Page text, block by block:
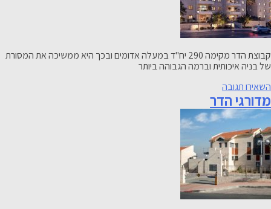
קבוצת הדר מקימה 290 יח"ד במעלה אדומים ובכך היא ממשיכה את המסורת
של בניה איכותית וברמה הגבוהה ביותר
השאירו תגובה
-
מעלה
אדומים
כיכר
קדם
מדורגי הדר